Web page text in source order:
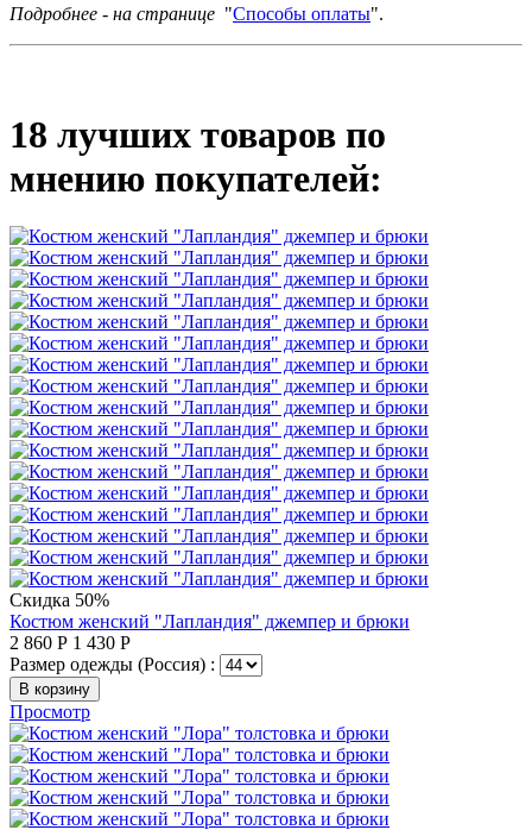
Подробнее - на странице "Способы оплаты".
18 лучших товаров по
мнению покупателей:
Скидка 50%
Костюм женский "Лапландия" джемпер и брюки
2 860 Р 1 430 Р
Размер одежды (Россия) :
В корзину
Просмотр